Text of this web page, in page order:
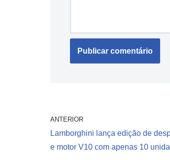
ANTERIOR
Lamborghini lança edição de
e motor V10 com apenas 10